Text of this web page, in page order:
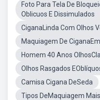
Foto Para Tela De
Oblicuos E Dissimulados
CiganaLinda Com Olhos
Maquiagem De
Homem 40 Anos
Olhos Rasgados
Camisa Cigana DeSeda
Tipos DeMaquiagem